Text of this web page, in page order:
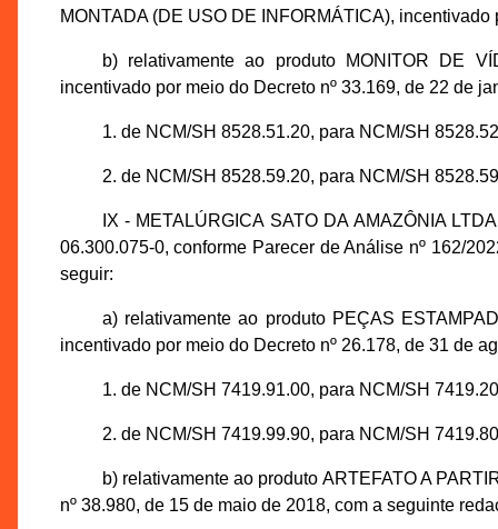
MONTADA (DE USO DE INFORMÁTICA),
b) relativamente ao produto MONITOR DE
incentivado por meio do Decreto nº 33.169, de 22 de
1. de NCM/SH 8528.51.20, para NCM/SH
2. de NCM/SH 8528.59.20, para NCM/SH
IX - METALÚRGICA SATO DA AMAZÔNIA
06.300.075-0, conforme Parecer de Análise nº 162/
seguir:
a) relativamente ao produto PEÇAS
incentivado por meio do Decreto nº 26.178, de 31 de
1. de NCM/SH 7419.91.00, para NCM/SH
2. de NCM/SH 7419.99.90, para NCM/SH
b) relativamente ao produto ARTEFATO A
nº 38.980, de 15 de maio de 2018, com a seguinte